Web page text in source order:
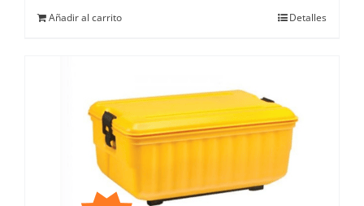
Añadir al carrito Detalles